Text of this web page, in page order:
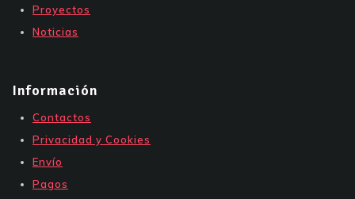
Proyectos
Noticias
Información
Contactos
Privacidad y Cookies
Envío
Pagos